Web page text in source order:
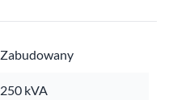
Zabudowany
250 kVA